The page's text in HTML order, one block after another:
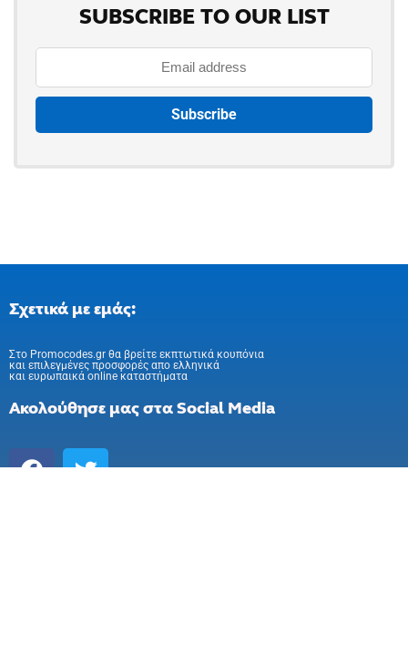
SUBSCRIBE TO OUR LIST
Σχετικά με εμάς:
Στo Promocodes.gr θα βρείτε εκπτωτικά κουπόνια
και επιλεγμένες προσφορές απο ελληνικά
και ευρωπαικά online καταστήματα
Ακολούθησε μας στα Social Media